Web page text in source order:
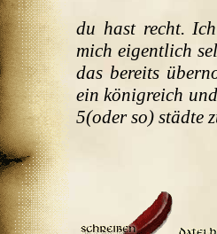
du hast recht.
mich eigentlich
das bereits
ein königreich
5(oder so) städte